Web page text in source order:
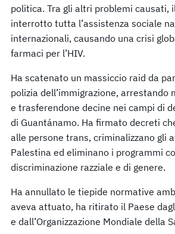
politica. Tra gli altri problemi causati,
interrotto tutta l’assistenza sociale
internazionali, causando una crisi
farmaci per l’HIV.
Ha scatenato un massiccio raid da
polizia dell’immigrazione, arrestando
e trasferendone decine nei campi di
di Guantánamo. Ha firmato decreti
alle persone trans, criminalizzano gli
Palestina ed eliminano i programmi
discriminazione razziale e di genere.
Ha annullato le tiepide normative
aveva attuato, ha ritirato il Paese
e dall’Organizzazione Mondiale della